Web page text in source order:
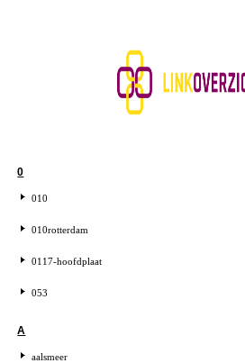
0
010
010rotterdam
0117-hoofdplaat
053
A
aalsmeer